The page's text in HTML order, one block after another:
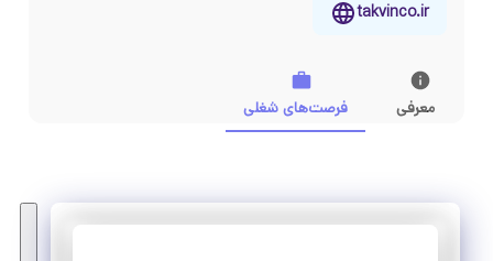
takvinco.ir
معرفی فرصت‌های شغلی